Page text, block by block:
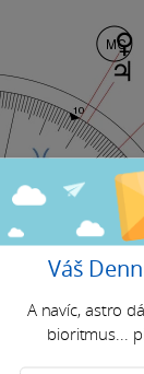
Váš
A navíc, astro
bioritmus...